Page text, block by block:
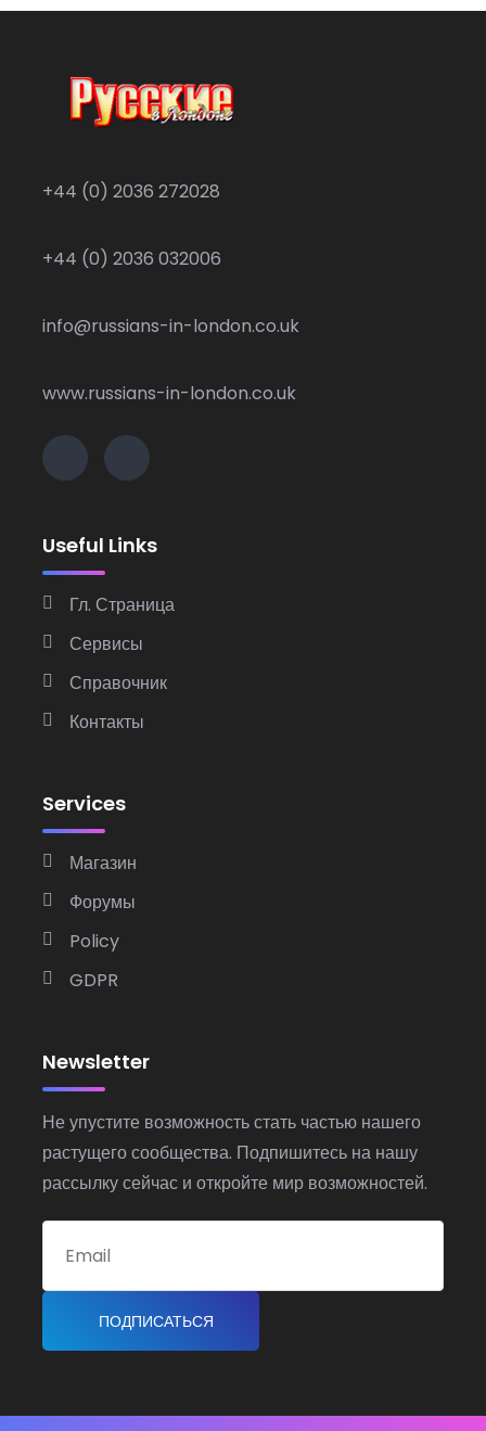
+44 (0) 2036 272028
+44 (0) 2036 032006
info@russians-in-london.co.uk
www.russians-in-london.co.uk
Useful Links
Гл. Страница
Сервисы
Справочник
Контакты
Services
Магазин
Форумы
Policy
GDPR
Newsletter
Не упустите возможность стать частью нашего
растущего сообщества. Подпишитесь на нашу
рассылку сейчас и откройте мир возможностей.
ПОДПИСАТЬСЯ